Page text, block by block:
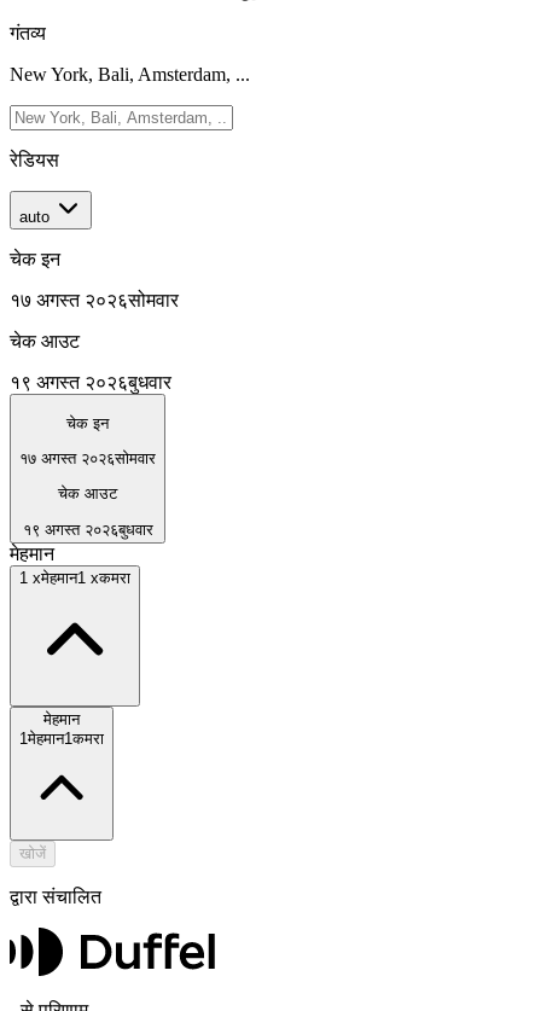
गंतव्य
New York, Bali, Amsterdam, ...
रेडियस
auto
चेक इन
१७ अगस्त २०२६सोमवार
चेक आउट
१९ अगस्त २०२६बुधवार
चेक इन
१७ अगस्त २०२६सोमवार
चेक आउट
१९ अगस्त २०२६बुधवार
मेहमान
1 xमेहमान1 xकमरा
मेहमान
1मेहमान1कमरा
खोजें
द्वारा संचालित